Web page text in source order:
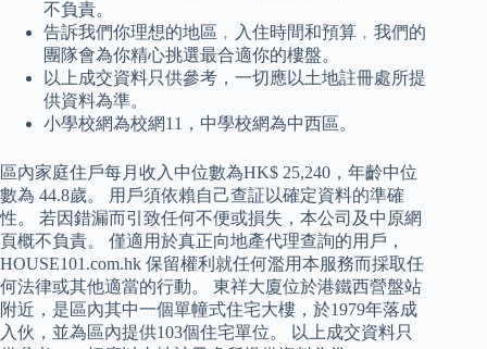
不負責。
告訴我們你理想的地區﹐入住時間和預算﹐我們的
團隊會為你精心挑選最合適你的樓盤。
以上成交資料只供參考，一切應以土地註冊處所提
供資料為準。
小學校網為校網11，中學校網為中西區。
區內家庭住戶每月收入中位數為HK$ 25,240，年齡中位
數為 44.8歲。 用戶須依賴自己查証以確定資料的準確
性。 若因錯漏而引致任何不便或損失，本公司及中原網
頁概不負責。 僅適用於真正向地產代理查詢的用戶，
HOUSE101.com.hk 保留權利就任何濫用本服務而採取任
何法律或其他適當的行動。 東祥大廈位於港鐵西營盤站
附近，是區內其中一個單幢式住宅大樓，於1979年落成
入伙，並為區內提供103個住宅單位。 以上成交資料只